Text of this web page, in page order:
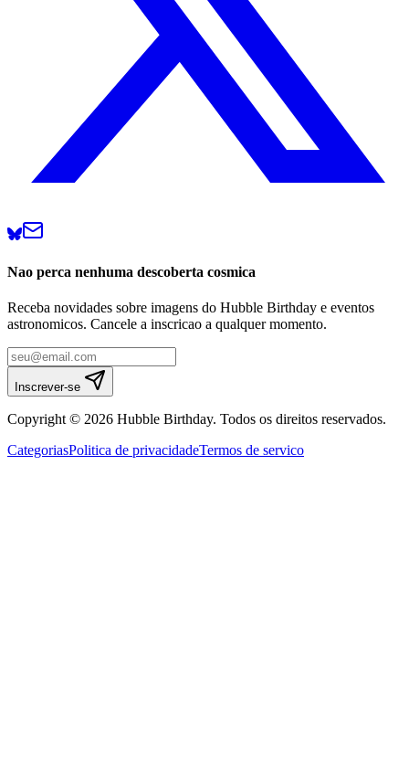
Nao perca nenhuma descoberta cosmica
Receba novidades sobre imagens do Hubble Birthday e eventos
astronomicos. Cancele a inscricao a qualquer momento.
Inscrever-se
Copyright © 2026 Hubble Birthday. Todos os direitos reservados.
CategoriasPolitica de privacidadeTermos de servico